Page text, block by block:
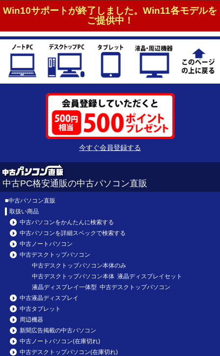
Win10サポートが終了しました。Win11各モデルを
ご提供中！
今すぐ会員登録する
中古PC格安通販の中古パソコン直販
■中古パソコン直販
取扱い商品
中古パソコンをかんたんに検索する
中古パソコンを詳細スペックで検索する
中古ノートパソコン
中古デスクトップパソコン
中古デスクトップパソコン本体のみ
中古デスクトップパソコン本体 液晶ディスプレイセット
液晶ディスプレイ一体型 中古デスクトップパソコン
中古液晶ディスプレイ
中古タブレット
周辺機器
新聞広告掲載の中古パソコン
中古ノートパソコン(在庫切れ)
中古デスクトップパソコン(在庫切れ)